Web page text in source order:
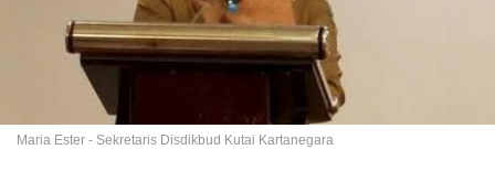
Maria Ester - Sekretaris Disdikbud Kutai Kartanegara